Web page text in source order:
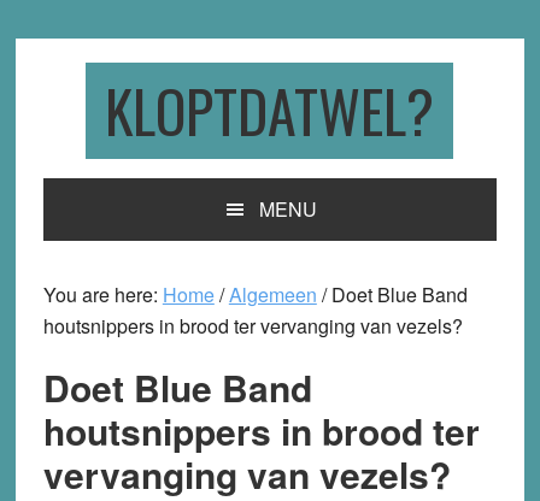
KLOPTDATWEL?
MENU
You are here: Home/Algemeen /Doet Blue Band
houtsnippers in brood ter vervanging van vezels?
Doet Blue Band
houtsnippers in brood ter
vervanging van vezels?